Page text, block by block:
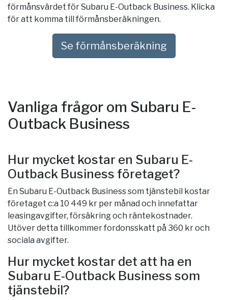
förmånsvärdet för Subaru E-Outback Business. Klicka
för att komma till förmånsberäkningen.
Se förmånsberäkning
Vanliga frågor om Subaru E-
Outback Business
Hur mycket kostar en Subaru E-
Outback Business företaget?
En Subaru E-Outback Business som tjänstebil kostar
företaget c:a 10 449 kr per månad och innefattar
leasingavgifter, försäkring och räntekostnader.
Utöver detta tillkommer fordonsskatt på 360 kr och
sociala avgifter.
Hur mycket kostar det att ha en
Subaru E-Outback Business som
tjänstebil?